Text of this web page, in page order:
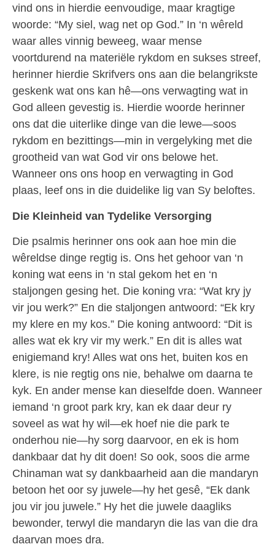
vind ons in hierdie eenvoudige, maar kragtige
woorde: “My siel, wag net op God.” In ‘n wêreld
waar alles vinnig beweeg, waar mense
voortdurend na materiële rykdom en sukses streef,
herinner hierdie Skrifvers ons aan die belangrikste
geskenk wat ons kan hê—ons verwagting wat in
God alleen gevestig is. Hierdie woorde herinner
ons dat die uiterlike dinge van die lewe—soos
rykdom en bezittings—min in vergelyking met die
grootheid van wat God vir ons belowe het.
Wanneer ons ons hoop en verwagting in God
plaas, leef ons in die duidelike lig van Sy beloftes.
Die Kleinheid van Tydelike Versorging
Die psalmis herinner ons ook aan hoe min die
wêreldse dinge regtig is. Ons het gehoor van ‘n
koning wat eens in ‘n stal gekom het en ‘n
staljongen gesing het. Die koning vra: “Wat kry jy
vir jou werk?” En die staljongen antwoord: “Ek kry
my klere en my kos.” Die koning antwoord: “Dit is
alles wat ek kry vir my werk.” En dit is alles wat
enigiemand kry! Alles wat ons het, buiten kos en
klere, is nie regtig ons nie, behalwe om daarna te
kyk. En ander mense kan dieselfde doen. Wanneer
iemand ‘n groot park kry, kan ek daar deur ry
soveel as wat hy wil—ek hoef nie die park te
onderhou nie—hy sorg daarvoor, en ek is hom
dankbaar dat hy dit doen! So ook, soos die arme
Chinaman wat sy dankbaarheid aan die mandaryn
betoon het oor sy juwele—hy het gesê, “Ek dank
jou vir jou juwele.” Hy het die juwele daagliks
bewonder, terwyl die mandaryn die las van die dra
daarvan moes dra.